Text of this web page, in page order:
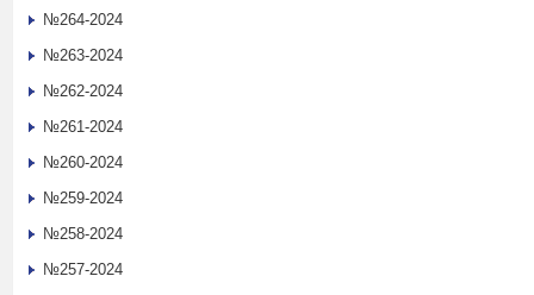
№264-2024
№263-2024
№262-2024
№261-2024
№260-2024
№259-2024
№258-2024
№257-2024